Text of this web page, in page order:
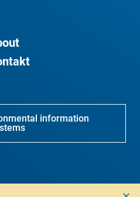
information